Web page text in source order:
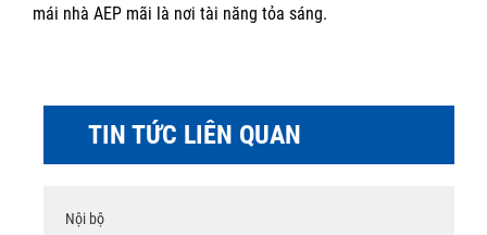
mái nhà AEP mãi là nơi tài năng tỏa sáng.
TIN TỨC LIÊN QUAN
Nội bộ